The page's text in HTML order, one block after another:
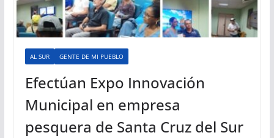
AL SUR GENTE DE MI PUEBLO
Efectúan Expo Innovación
Municipal en empresa
pesquera de Santa Cruz del Sur